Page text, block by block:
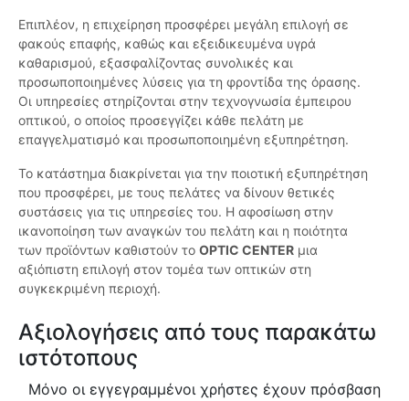
Επιπλέον, η επιχείρηση προσφέρει μεγάλη επιλογή σε
φακούς επαφής, καθώς και εξειδικευμένα υγρά
καθαρισμού, εξασφαλίζοντας συνολικές και
προσωποποιημένες λύσεις για τη φροντίδα της όρασης.
Οι υπηρεσίες στηρίζονται στην τεχνογνωσία έμπειρου
οπτικού, ο οποίος προσεγγίζει κάθε πελάτη με
επαγγελματισμό και προσωποποιημένη εξυπηρέτηση.
Το κατάστημα διακρίνεται για την ποιοτική εξυπηρέτηση
που προσφέρει, με τους πελάτες να δίνουν θετικές
συστάσεις για τις υπηρεσίες του. Η αφοσίωση στην
ικανοποίηση των αναγκών του πελάτη και η ποιότητα
των προϊόντων καθιστούν το OPTIC CENTER μια
αξιόπιστη επιλογή στον τομέα των οπτικών στη
συγκεκριμένη περιοχή.
Αξιολογήσεις από τους παρακάτω
ιστότοπους
Μόνο οι εγγεγραμμένοι χρήστες έχουν πρόσβαση